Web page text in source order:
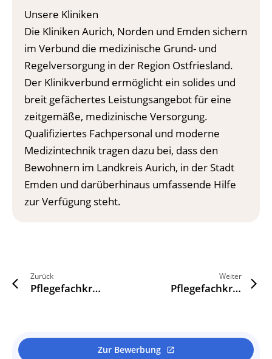
Unsere Kliniken
Die Kliniken Aurich, Norden und Emden sichern
im Verbund die medizinische Grund- und
Regelversorgung in der Region Ostfriesland.
Der Klinikverbund ermöglicht ein solides und
breit gefächertes Leistungsangebot für eine
zeitgemäße, medizinische Versorgung.
Qualifiziertes Fachpersonal und moderne
Medizintechnik tragen dazu bei, dass den
Bewohnern im Landkreis Aurich, in der Stadt
Emden und darüberhinaus umfassende Hilfe
zur Verfügung steht.
arrow_back_ios
Zurück
Pflegefachkraft (m/w/d) für unsere Thoraxchirurgie in Leer (Ostfriesland) arrow_forward_ios
Weiter
Pflegefachkraft (m/w/d) in Emden
Zur Bewerbung open_in_new